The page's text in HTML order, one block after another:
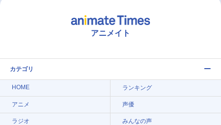
アニメイト
カテゴリ
HOME ランキング
アニメ 声優
ラジオ みんなの声